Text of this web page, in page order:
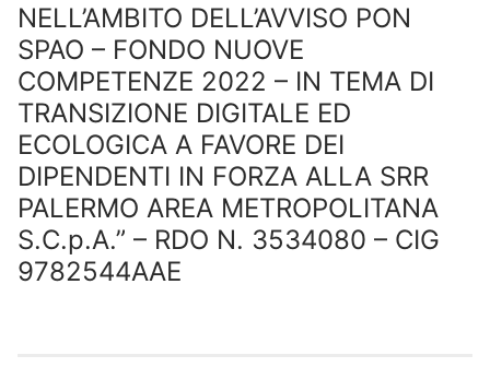
NELL’AMBITO DELL’AVVISO PON
SPAO – FONDO NUOVE
COMPETENZE 2022 – IN TEMA DI
TRANSIZIONE DIGITALE ED
ECOLOGICA A FAVORE DEI
DIPENDENTI IN FORZA ALLA SRR
PALERMO AREA METROPOLITANA
S.C.p.A.” – RDO N. 3534080 – CIG
9782544AAE